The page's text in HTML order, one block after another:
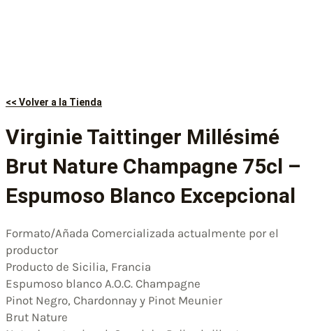
<< Volver a la Tienda
Virginie Taittinger Millésimé
Brut Nature Champagne 75cl –
Espumoso Blanco Excepcional
Formato/Añada Comercializada actualmente por el
productor
Producto de Sicilia, Francia
Espumoso blanco A.O.C. Champagne
Pinot Negro, Chardonnay y Pinot Meunier
Brut Nature